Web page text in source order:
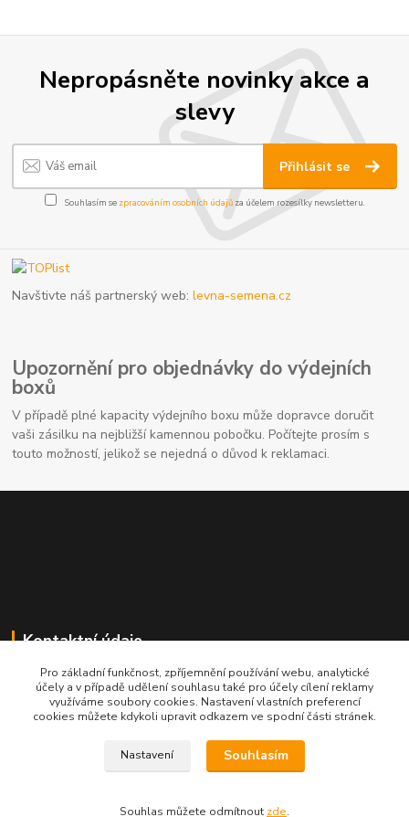
Nepropásněte novinky akce a
slevy
Přihlásit se
Souhlasím se zpracováním osobních údajůza účelem rozesílky newsletteru.
Navštivte náš partnerský web:levna-semena.cz
Upozornění pro objednávky do výdejních
boxů
V případě plné kapacity výdejního boxu může dopravce doručit
vaši zásilku na nejbližší kamennou pobočku. Počítejte prosím s
touto možností, jelikož se nejedná o důvod k reklamaci.
Kontaktní údaje
704691325
info@rostliny-prozdravi.cz
Pro základní funkčnost, zpříjemnění používání webu, analytické
účely a v případě udělení souhlasu také pro účely cílení reklamy
využíváme soubory cookies. Nastavení vlastních preferencí
cookies můžete kdykoli upravit odkazem ve spodní části stránek.
Nastavení Souhlasím
Souhlas můžete odmítnout zde.